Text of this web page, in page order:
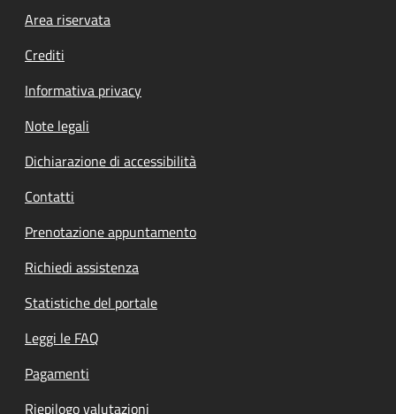
Footer menu
Area riservata
Crediti
Informativa privacy
Note legali
Dichiarazione di accessibilità
Contatti
Prenotazione appuntamento
Richiedi assistenza
Statistiche del portale
Leggi le FAQ
Pagamenti
Riepilogo valutazioni